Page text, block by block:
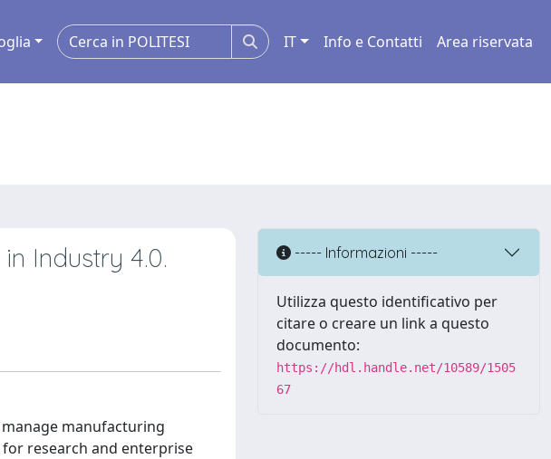
IT Info e Contatti Area riservata
Industry 4.0.
manufacturing
research and enterprise
----- Informazioni -----
Utilizza questo identificativo per
citare o creare un link a questo
documento:
https://hdl.handle.net/10589/1505
67